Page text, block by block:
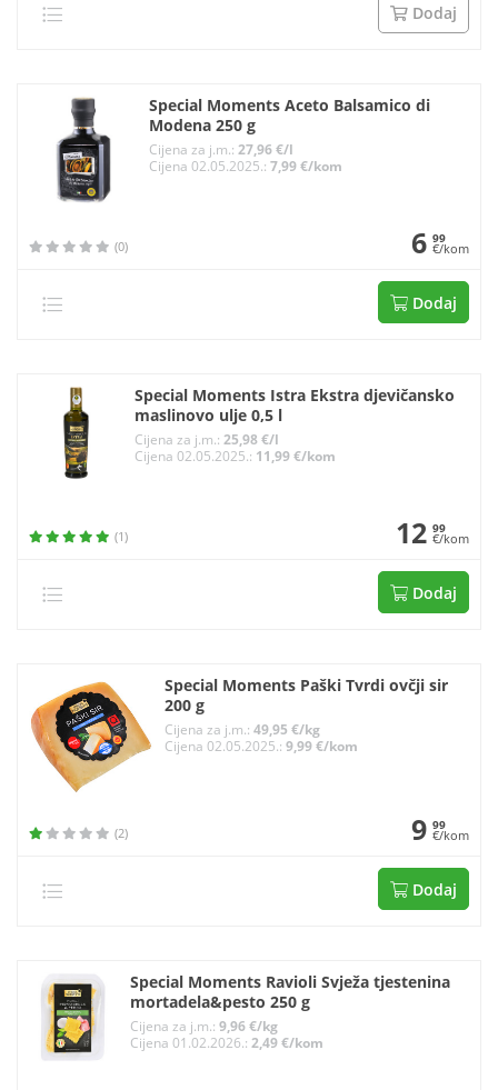
Dodaj
Special Moments Aceto Balsamico di
Modena 250 g
Cijena za j.m.: 27,96 €/l
Cijena 02.05.2025.: 7,99 €/kom
(0) 6 99
€/kom
Dodaj
Special Moments Istra Ekstra djevičansko
maslinovo ulje 0,5 l
Cijena za j.m.: 25,98 €/l
Cijena 02.05.2025.: 11,99 €/kom
(1) 12 99
€/kom
Dodaj
Special Moments Paški Tvrdi ovčji sir
200 g
Cijena za j.m.: 49,95 €/kg
Cijena 02.05.2025.: 9,99 €/kom
(2) 9 99
€/kom
Dodaj
Special Moments Ravioli Svježa tjestenina
mortadela&pesto 250 g
Cijena za j.m.: 9,96 €/kg
Cijena 01.02.2026.: 2,49 €/kom